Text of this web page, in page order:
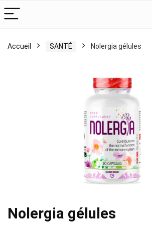
Accueil SANTÉ Nolergia gélules
Nolergia gélules